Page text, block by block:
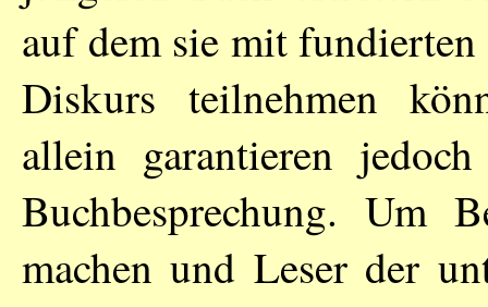
auf dem sie mit
Diskurs teilnehmen
allein garantieren
Buchbesprechung. Um
machen und Leser der